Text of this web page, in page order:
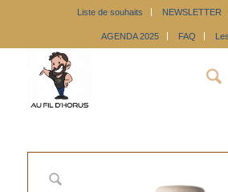
Liste de souhaits NEWSLETTER
AGENDA 2025 FAQ